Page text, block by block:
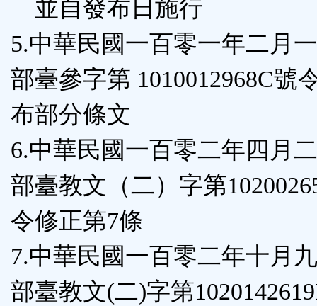
並自發布日施行
5.中華民國一百零一年二月
部臺參字第 1010012968C號
布部分條文
6.中華民國一百零二年四月
部臺教文（二）字第
令修正第7條
7.中華民國一百零二年十月
部臺教文(二)字第